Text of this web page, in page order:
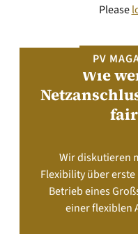
Please
PV
Wie
Wir diskutieren
Flexibility über
Betrieb eines
einer flexiblen